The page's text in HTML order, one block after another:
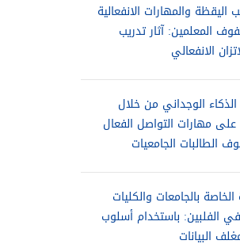
اليقظة والمهارات الانفعالية
المعلمين: آثار تدريب
الانفعالي
الوجداني من خلال
على مهارات التواصل الفعال
الطالبات الجامعيات
الخاصة بالجامعات والكليات
الفلبين: باستخدام أسلوب
البيانات